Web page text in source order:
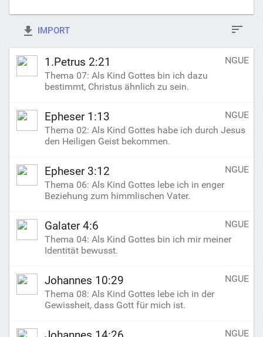
IMPORT
1.Petrus 2:21 NGUE
Thema 07: Als Kind Gottes bin ich dazu
bestimmt, Christus ähnlich zu sein.
Epheser 1:13 NGUE
Thema 02: Als Kind Gottes habe ich durch Jesus
den Heiligen Geist bekommen.
Epheser 3:12 NGUE
Thema 06: Als Kind Gottes lebe ich in enger
Beziehung zum himmlischen Vater.
Galater 4:6 NGUE
Thema 04: Als Kind Gottes bin ich mir meiner
Identität bewusst.
Johannes 10:29 NGUE
Thema 08: Als Kind Gottes lebe ich in der
Gewissheit, dass Gott für mich ist.
NGUE